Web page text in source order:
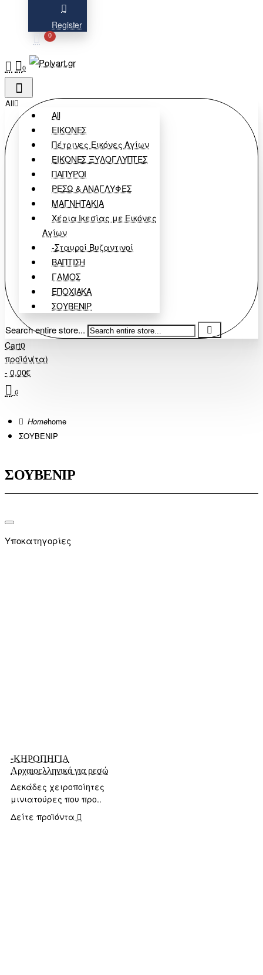
Register
0
0
All
All
ΕΙΚΟΝΕΣ
Πέτρινες Εικόνες Αγίων
ΕΙΚΟΝΕΣ ΞΥΛΟΓΛΥΠΤΕΣ
ΠΑΠΥΡΟΙ
ΡΕΣΩ & ΑΝΑΓΛΥΦΕΣ
ΜΑΓΝΗΤΑΚΙΑ
Χέρια Ικεσίας με Εικόνες
Αγίων
-Σταυροί Βυζαντινοί
ΒΑΠΤΙΣΗ
ΓΑΜΟΣ
ΕΠΟΧΙΑΚΑ
ΣΟΥΒΕΝΙΡ
Search entire store...
Cart0
προϊόν(τα)
- 0,00€
0
home
ΣΟΥΒΕΝΙΡ
ΣΟΥΒΕΝΙΡ
Υποκατηγορίες
-ΚΗΡΟΠΗΓΙΑ
Αρχαιοελληνικά για ρεσώ
Δεκάδες χειροποίητες
μινιατούρες που προ..
Δείτε προϊόντα